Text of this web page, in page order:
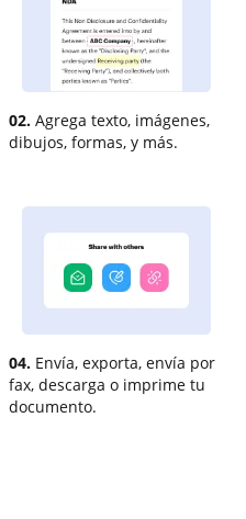
02. Agrega texto, imágenes,
dibujos, formas, y más.
04. Envía, exporta, envía por
fax, descarga o imprime tu
documento.